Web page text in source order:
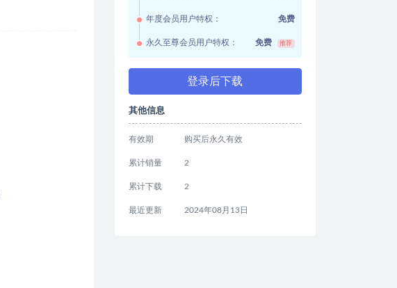
年度会员用户特权： 免费
永久至尊会员用户特权： 免费 推荐
登录后下载
其他信息
有效期 购买后永久有效
累计销量 2
累计下载 2
最近更新 2024年08月13日